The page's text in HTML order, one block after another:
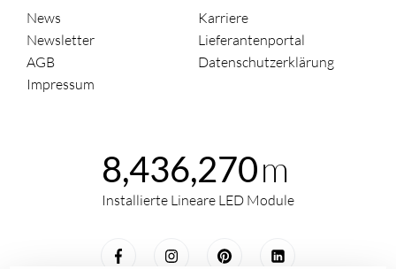
News
Karriere
Newsletter
Lieferantenportal
AGB
Datenschutzerklärung
Impressum
8,436,270m
Installierte Lineare LED Module